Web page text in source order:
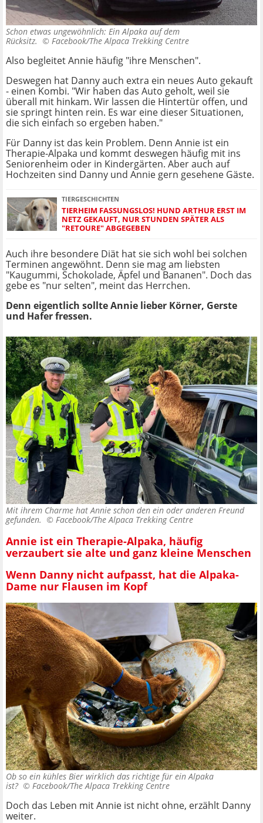
Schon etwas ungewöhnlich: Ein Alpaka auf dem
Rücksitz. © Facebook/The Alpaca Trekking Centre
Also begleitet Annie häufig "ihre Menschen".
Deswegen hat Danny auch extra ein neues Auto gekauft
- einen Kombi. "Wir haben das Auto geholt, weil sie
überall mit hinkam. Wir lassen die Hintertür offen, und
sie springt hinten rein. Es war eine dieser Situationen,
die sich einfach so ergeben haben."
Für Danny ist das kein Problem. Denn Annie ist ein
Therapie-Alpaka und kommt deswegen häufig mit ins
Seniorenheim oder in Kindergärten. Aber auch auf
Hochzeiten sind Danny und Annie gern gesehene Gäste.
TIERGESCHICHTEN
TIERHEIM FASSUNGSLOS! HUND ARTHUR ERST IM
NETZ GEKAUFT, NUR STUNDEN SPÄTER ALS
"RETOURE" ABGEGEBEN
Auch ihre besondere Diät hat sie sich wohl bei solchen
Terminen angewöhnt. Denn sie mag am liebsten
"Kaugummi, Schokolade, Äpfel und Bananen". Doch das
gebe es "nur selten", meint das Herrchen.
Denn eigentlich sollte Annie lieber Körner, Gerste
und Hafer fressen.
Mit ihrem Charme hat Annie schon den ein oder anderen Freund
gefunden. © Facebook/The Alpaca Trekking Centre
Annie ist ein Therapie-Alpaka, häufig
verzaubert sie alte und ganz kleine Menschen
Wenn Danny nicht aufpasst, hat die Alpaka-
Dame nur Flausen im Kopf
Ob so ein kühles Bier wirklich das richtige für ein Alpaka
ist? © Facebook/The Alpaca Trekking Centre
Doch das Leben mit Annie ist nicht ohne, erzählt Danny
weiter.